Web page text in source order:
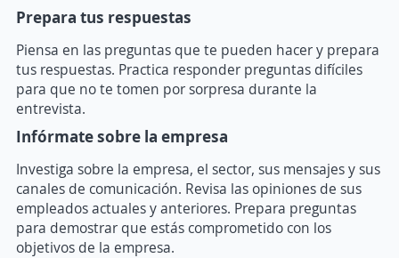
Prepara tus respuestas
Piensa en las preguntas que te pueden hacer y prepara
tus respuestas. Practica responder preguntas difíciles
para que no te tomen por sorpresa durante la
entrevista.
Infórmate sobre la empresa
Investiga sobre la empresa, el sector, sus mensajes y sus
canales de comunicación. Revisa las opiniones de sus
empleados actuales y anteriores. Prepara preguntas
para demostrar que estás comprometido con los
objetivos de la empresa.